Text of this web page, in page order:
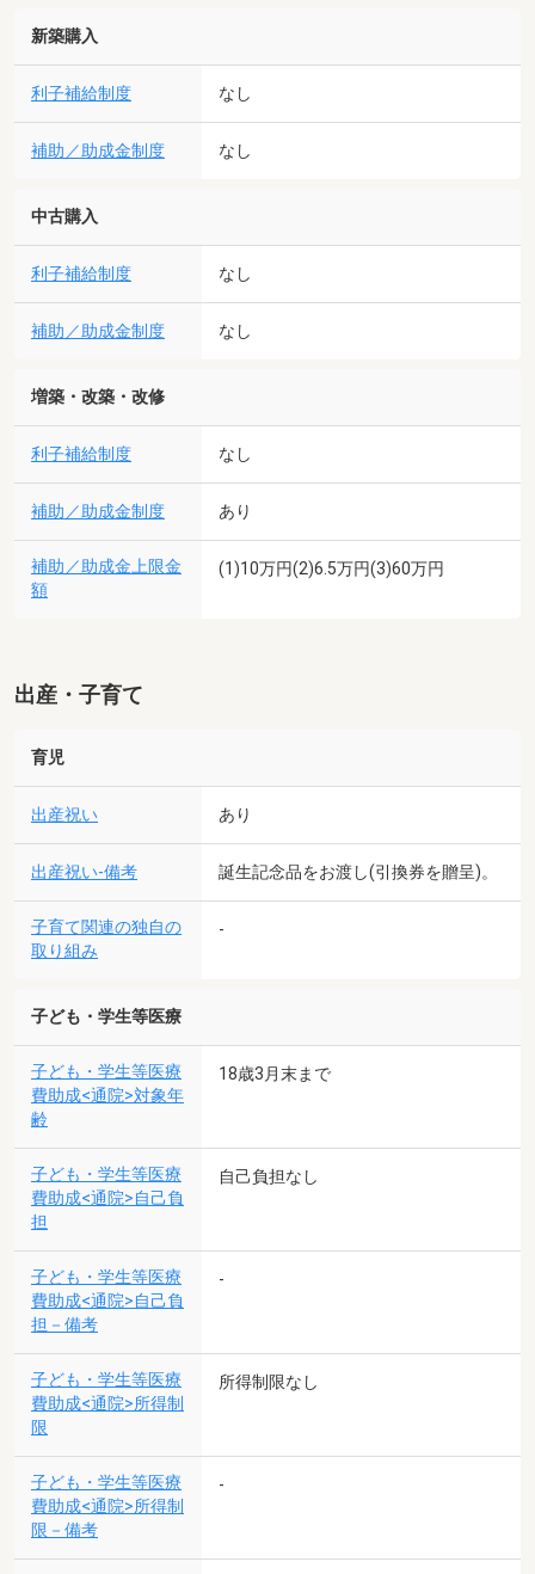
新築購入
利子補給制度 なし
補助／助成金制度 なし
中古購入
利子補給制度 なし
補助／助成金制度 なし
増築・改築・改修
利子補給制度 なし
補助／助成金制度 あり
補助／助成金上限金
額
(1)10万円(2)6.5万円(3)60万円
出産・子育て
育児
出産祝い あり
出産祝い-備考 誕生記念品をお渡し(引換券を贈呈)。
子育て関連の独自の
取り組み
-
子ども・学生等医療
子ども・学生等医療
費助成<通院>対象年
齢
18歳3月末まで
子ども・学生等医療
費助成<通院>自己負
担
自己負担なし
子ども・学生等医療
費助成<通院>自己負
担－備考
-
子ども・学生等医療
費助成<通院>所得制
限
所得制限なし
子ども・学生等医療
費助成<通院>所得制
限－備考
-